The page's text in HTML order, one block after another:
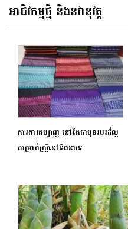
អាជីវកម្មថ្មី និងនវានុវត្ត
ការងារតម្បាញ នៅតែជាមុខរបរដ៏ល្អ
សម្រាប់ស្ត្រីនៅទីជនបទ